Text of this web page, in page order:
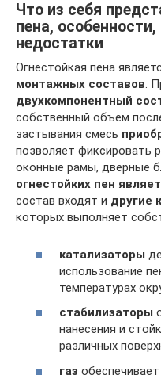
Что из себя
пена,
недостатки
Огнестойкая пена
монтажных составов.
двухкомпонентный
собственный объем
застывания смесь
позволяет фиксировать
оконные рамы, дверные
огнестойких пен
состав входят и другие
которых выполняет
катализаторы
использование
температурах
стабилизаторы
нанесения и
различных
газ